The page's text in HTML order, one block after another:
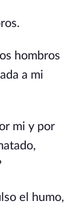
hombros
a mi
mi y por
el humo,